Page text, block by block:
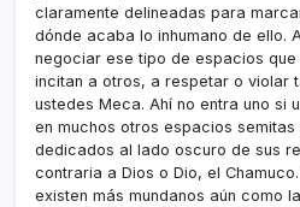
claramente delineadas para
dónde acaba lo inhumano de ello.
negociar ese tipo de espacios que
incitan a otros, a respetar o violar
ustedes Meca. Ahí­ no entra uno si
en muchos otros espacios
dedicados al lado oscuro de sus
contraria a Dios o Dio, el
existen más mundanos aún como